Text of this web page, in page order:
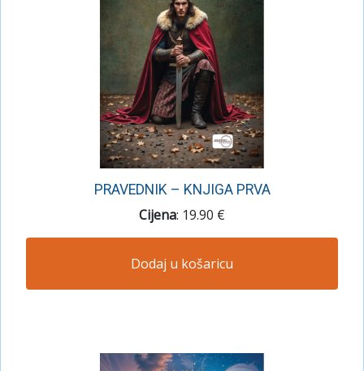
PRAVEDNIK – KNJIGA PRVA
Cijena: 19.90 €
Dodaj u košaricu